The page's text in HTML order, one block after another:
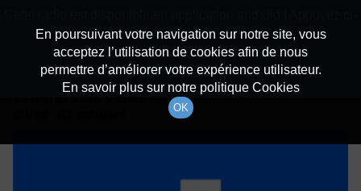
Détails De L'épisode
à 9h49
En poursuivant votre navigation sur notre site, vous
acceptez l’utilisation de cookies afin de nous
permettre d’améliorer votre expérience utilisateur.
En savoir plus sur notre politique Cookies
OK
dessous pour l'installer.
Non merci Télécharger l'application